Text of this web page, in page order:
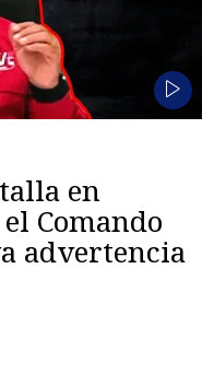
en
Comando
advertencia